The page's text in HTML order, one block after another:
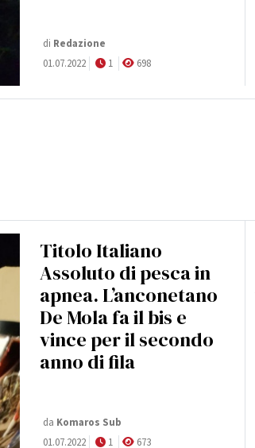
di Redazione
01.07.2022
1 698
Titolo Italiano
Assoluto di pesca in
apnea. L’anconetano
De Mola fa il bis e
vince per il secondo
anno di fila
da Komaros Sub
01.07.2022
1 673